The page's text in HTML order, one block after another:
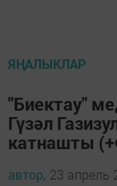
ЯҢАЛЫКЛАР
"Биектау"
Гүзәл
катнашты
автор, 23 апрель